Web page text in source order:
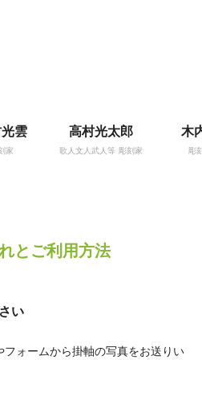
雲
家
高村光太郎
歌人文人武人等 彫刻家
木
彫
とご利用方法
い
ォームから掛軸の写真をお送りい